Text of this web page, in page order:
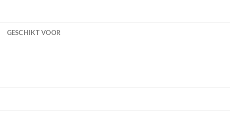
GESCHIKT VOOR